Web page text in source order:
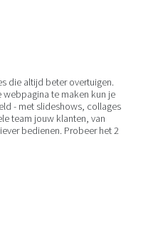
die altijd beter overtuigen.
te maken kun je
- met slideshows, collages
team jouw klanten, van
bedienen. Probeer het 2